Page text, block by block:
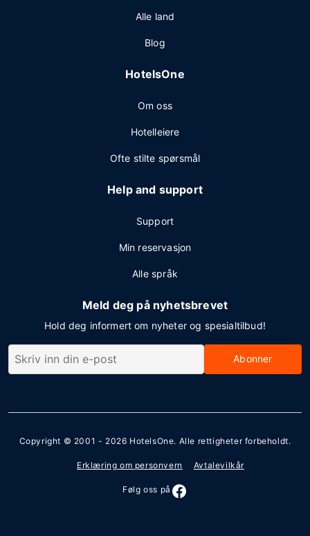
Alle land
Blog
HotelsOne
Om oss
Hotelleiere
Ofte stilte spørsmål
Help and support
Support
Min reservasjon
Alle språk
Meld deg på nyhetsbrevet
Hold deg informert om nyheter og spesialtilbud!
Abonner
Copyright © 2001 - 2026 HotelsOne. Alle rettigheter forbeholdt.
Erklæring om personvern Avtalevilkår
Følg oss på